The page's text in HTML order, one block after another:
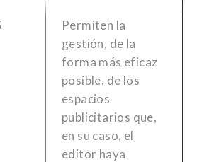
Permiten la
gestión, de la
forma más eficaz
posible, de los
espacios
publicitarios que,
en su caso, el
editor haya